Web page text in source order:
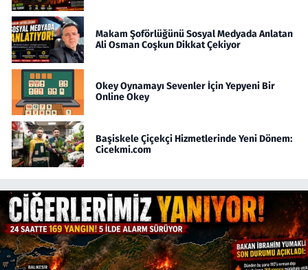
Makam Şoförlüğünü Sosyal Medyada Anlatan
Ali Osman Coşkun Dikkat Çekiyor
Okey Oynamayı Sevenler İçin Yepyeni Bir
Online Okey
Başiskele Çiçekçi Hizmetlerinde Yeni Dönem:
Cicekmi.com